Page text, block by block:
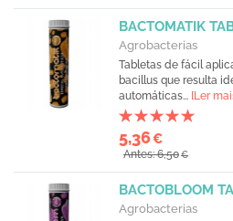
BACTOMATIK
Agrobacterias
Tabletas de fácil
bacillus que resulta
automáticas... [Ler
5,36€
Antes: 6,50€
BACTOBLOOM
Agrobacterias